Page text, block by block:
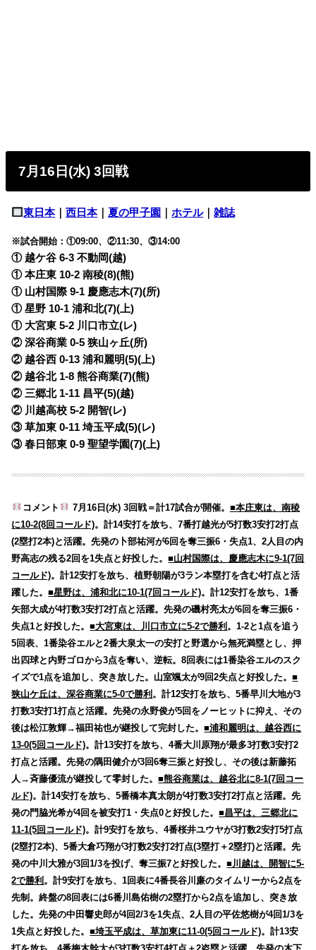
7月16日(水) 3回戦
東日本｜西日本｜夏の甲子園 ｜ホテル｜雑誌
※試合開始：①09:00、②11:30、③14:00
① 越ケ谷 6-3 不動岡(越)
① 本庄東 10-2 南稜(8)(熊)
① 山村国際 9-1 慶應志木(7)(所)
① 星野 10-1 浦和北(7)(上)
① 大宮東 5-2 川口市立(レ)
② 深谷商業 0-5 狭山ヶ丘(所)
② 越谷西 0-13 浦和麗明(5)(上)
② 越谷北 1-8 熊谷商業(7)(熊)
② 三郷北 1-11 昌平(5)(越)
② 川越高校 5-2 開智(レ)
③ 草加東 0-11 埼玉平成(5)(レ)
③ 春日部東 0-9 聖望学園(7)(上)
コメント 7月16日(水) 3回戦＝計17試合が開催。 ■本庄東は、南稜
に10-2(8回コールド)。計14安打を放ち、7番打越光が5打数3安打2打点
(2塁打2本)と活躍。先発の卜部祐河が6回を奪三振6・失点1、2人目の内
野高志の残る2回を1失点と好投した。■山村国際は、慶應志木に9-1(7回
コールド)。計12安打を放ち、植野朝陽が3ラン本塁打を含む4打点と活
躍した。■星野は、浦和北に10-1(7回コールド)。計12安打を放ち、1番
矢部大成が4打数3安打2打点と活躍。先発の磯村亮太が6回を奪三振6・
失点1と好投した。■大宮東は、川口市立に5-2で勝利。1-2と1点を追う
5回表、1番染谷エルと2番大泉太一の安打と野選から無死満塁とし、押
出四球と内野ゴロから3点を奪い、逆転。8回表には1番染谷エルのスク
イズで1点を追加し、突き放した。山室颯太が9回2失点と好投した。■
狭山ケ丘は、深谷商業に5-0で勝利。計12安打を放ち、5番早川大地が3
打数3安打1打点と活躍。先発の永野俊が5回をノーヒットに抑え、その
後は松江敦輝→福田祐也が継投して完封した。■浦和麗明は、越谷西に
13-0(5回コールド)。計13安打を放ち、4番大川原翔が最多3打数3安打2
打点と活躍。先発の隅田健介が3回6奪三振と好投し、その後は新藤拓
人→斉藤優流が継投して零封した。■熊谷商業は、越谷北に8-1(7回コー
ルド)。計14安打を放ち、5番橋本真太朗が4打数3安打2打点と活躍。先
発の門脇光希が4回を被安打1・失点0と好投した。■昌平は、三郷北に
11-1(5回コールド)。計9安打を放ち、4番桜井ユウヤが3打数2安打5打点
(2塁打2本)、5番大倉巧翔が3打数2安打2打点(3塁打＋2塁打)と活躍。先
発の中川大雅が3回1/3を投げ、奪三振7と好投した。■川越は、開智に5-
2で勝利。計9安打を放ち、1回表に4番長谷川廉のタイムリーから2点を
先制。終盤の8回表には6番川島佑樹の2塁打から2点を追加し、突き放
した。先発の中田響史郎が4回2/3を1失点、2人目の平佐悠樹が4回1/3を
1失点と好投した。■埼玉平成は、草加東に11-0(5回コールド)。計13安